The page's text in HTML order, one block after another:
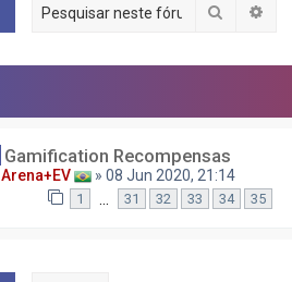
Pesquisar
Gamification Recompensas
Arena+EV » 08 Jun 2020, 21:14
1 31 32 33 34 35